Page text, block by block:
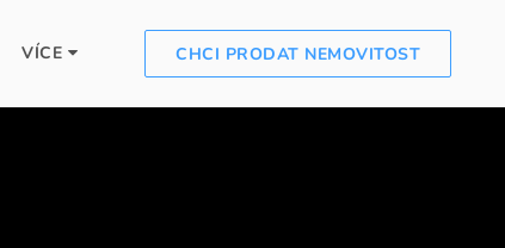
VÍCE CHCI PRODAT NEMOVITOST